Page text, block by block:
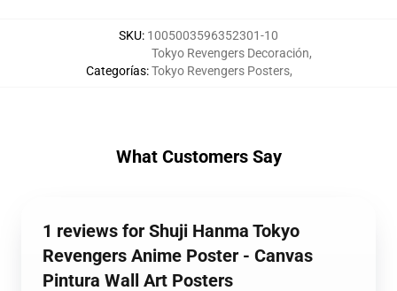
SKU: 1005003596352301-10
Categorías:
Tokyo Revengers Decoración,
Tokyo Revengers Posters,
What Customers Say
1 reviews for Shuji Hanma Tokyo
Revengers Anime Poster - Canvas
Pintura Wall Art Posters